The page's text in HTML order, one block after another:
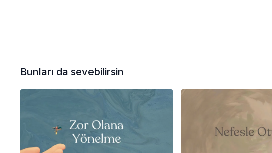
Bunları da sevebilirsin